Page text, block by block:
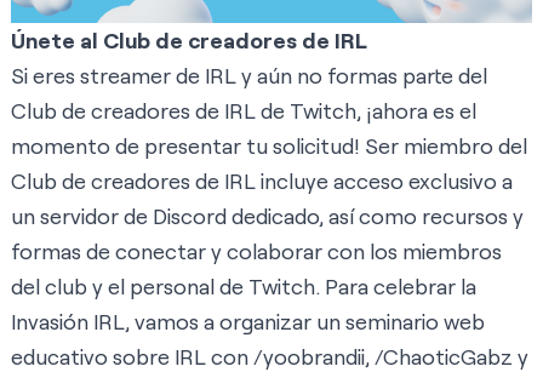
Únete al Club de creadores de IRL
Si eres streamer de IRL y aún no formas parte del
Club de creadores de IRLde Twitch, ¡ahora es el
momento de presentar tu solicitud! Ser miembro del
Club de creadores de IRL incluye acceso exclusivo a
un servidor de Discord dedicado, así como recursos y
formas de conectar y colaborar con los miembros
del club y el personal de Twitch. Para celebrar la
Invasión IRL, vamos a organizar un seminario web
educativo sobre IRL con /yoobrandii, /ChaoticGabz y